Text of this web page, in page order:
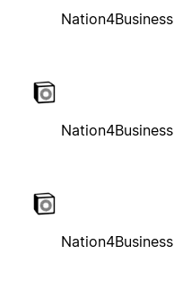
Nation4Business
Nation4Business
Nation4Business